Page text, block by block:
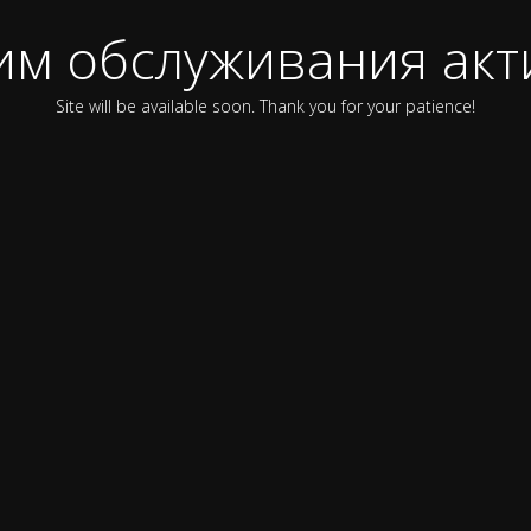
обслуживания
Site will be available soon. Thank you for your patience!